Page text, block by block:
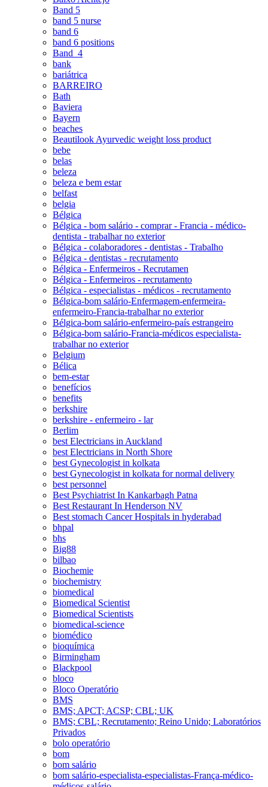
Band 5
band 5 nurse
band 6
band 6 positions
Band_4
bank
bariátrica
BARREIRO
Bath
Baviera
Bayern
beaches
Beautilook Ayurvedic weight loss product
bebe
belas
beleza
beleza e bem estar
belfast
belgia
Bélgica
Bélgica - bom salário - comprar - Francia - médico-
dentista - trabalhar no exterior
Bélgica - colaboradores - dentistas - Trabalho
Bélgica - dentistas - recrutamento
Bélgica - Enfermeiros - Recrutamen
Bélgica - Enfermeiros - recrutamento
Bélgica - especialistas - médicos - recrutamento
Bélgica-bom salário-Enfermagem-enfermeira-
enfermeiro-Francia-trabalhar no exterior
Bélgica-bom salário-enfermeiro-país estrangeiro
Bélgica-bom salário-Francia-médicos especialista-
trabalhar no exterior
Belgium
Bélica
bem-estar
benefícios
benefits
berkshire
berkshire - enfermeiro - lar
Berlim
best Electricians in Auckland
best Electricians in North Shore
best Gynecologist in kolkata
best Gynecologist in kolkata for normal delivery
best personnel
Best Psychiatrist In Kankarbagh Patna
Best Restaurant In Henderson NV
Best stomach Cancer Hospitals in hyderabad
bhpal
bhs
Big88
bilbao
Biochemie
biochemistry
biomedical
Biomedical Scientist
Biomedical Scientists
biomedical-science
biomédico
bioquímica
Birmingham
Blackpool
bloco
Bloco Operatório
BMS
BMS; APCT; ACSP; CBL; UK
BMS; CBL; Recrutamento; Reino Unido; Laboratórios
Privados
bolo operatório
bom
bom salário
bom salário-especialista-especialistas-França-médico-